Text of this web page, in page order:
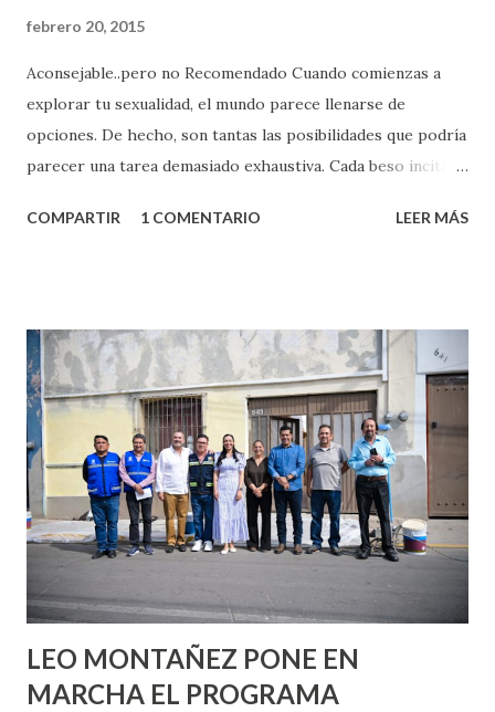
febrero 20, 2015
Aconsejable..pero no Recomendado Cuando comienzas a
explorar tu sexualidad, el mundo parece llenarse de
opciones. De hecho, son tantas las posibilidades que podría
parecer una tarea demasiado exhaustiva. Cada beso incita
partes de ti que jamás hubieras imaginado. El problema es
conoces ni la mitad de lo que deberías saber. Pero incluso
quienes ya han tenido relaciones sexuales no son expertos
o expertas en el tema. Siempre hay algo nuevo que
aprender y nuevas experiencias que conocer. Si eres una
chica y aún no has tenido relaciones sexuales, tal vez
pienses que el sexo será increíble y no puedas esperar para
experimentarlo, pero como cualquier persona con
experiencia te dirá, siempre es mejor cuando ambas partes
son suficientemen...
COMPARTIR 1 COMENTARIO LEER MÁS
LEO MONTAÑEZ PONE EN
MARCHA EL PROGRAMA